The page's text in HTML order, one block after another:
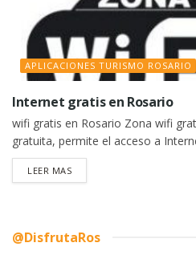
APLICACIONES TURISMO ROSARIO
Internet gratis en Rosario
wifi gratis en Rosario Zona wifi
gratuita, permite el acceso a
LEER MASDETAILS
@DisfrutaRos